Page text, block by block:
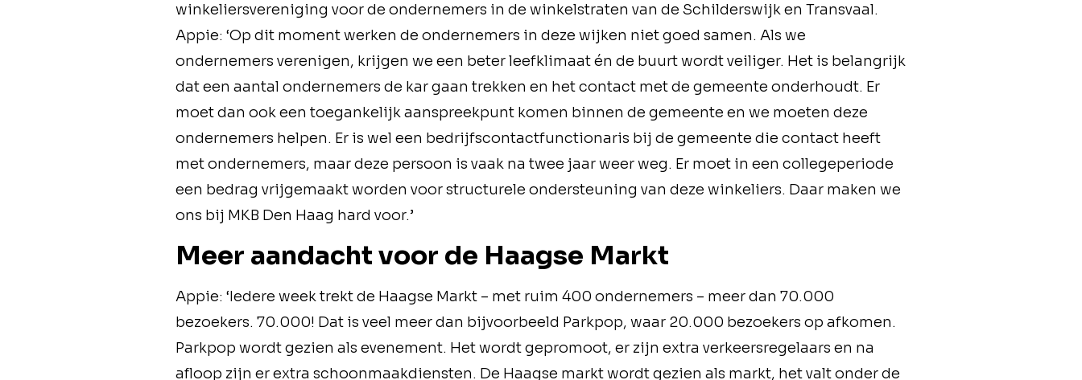
winkeliersvereniging voor de ondernemers in de winkelstraten van de Schilderswijk en Transvaal.
Appie: ‘Op dit moment werken de ondernemers in deze wijken niet goed samen. Als we
ondernemers verenigen, krijgen we een beter leefklimaat én de buurt wordt veiliger. Het is belangrijk
dat een aantal ondernemers de kar gaan trekken en het contact met de gemeente onderhoudt. Er
moet dan ook een toegankelijk aanspreekpunt komen binnen de gemeente en we moeten deze
ondernemers helpen. Er is wel een bedrijfscontactfunctionaris bij de gemeente die contact heeft
met ondernemers, maar deze persoon is vaak na twee jaar weer weg. Er moet in een collegeperiode
een bedrag vrijgemaakt worden voor structurele ondersteuning van deze winkeliers. Daar maken we
ons bij MKB Den Haag hard voor.’
Meer aandacht voor de Haagse Markt
Appie: ‘Iedere week trekt de Haagse Markt – met ruim 400 ondernemers – meer dan 70.000
bezoekers. 70.000! Dat is veel meer dan bijvoorbeeld Parkpop, waar 20.000 bezoekers op afkomen.
Parkpop wordt gezien als evenement. Het wordt gepromoot, er zijn extra verkeersregelaars en na
afloop zijn er extra schoonmaakdiensten. De Haagse markt wordt gezien als markt, het valt onder de